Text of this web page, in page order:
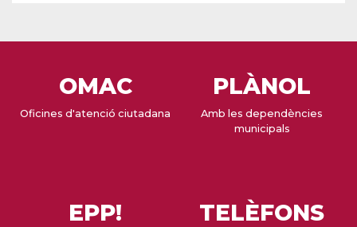
OMAC
Oficines d'atenció ciutadana
PLÀNOL
Amb les dependències
municipals
EPP! TELÈFONS